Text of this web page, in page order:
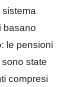
sistema
basano
le pensioni
sono state
compresi